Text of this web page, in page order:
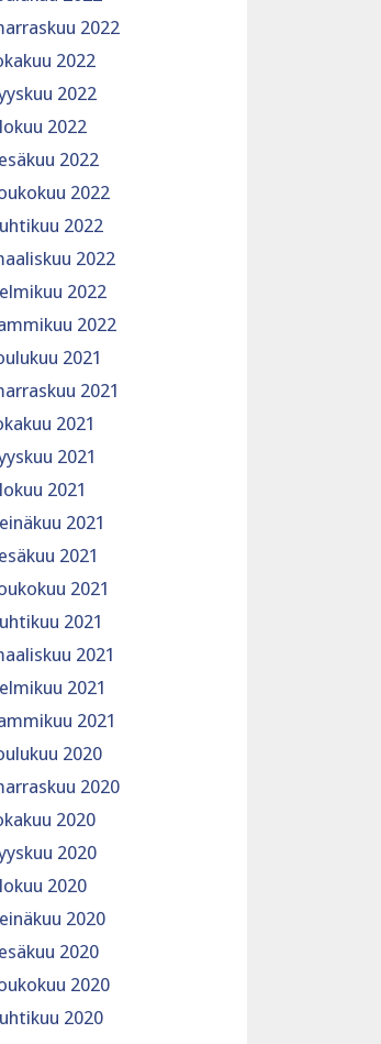
2022
2022
2022
2022
2022
2022
2022
2022
2022
2022
2021
2021
2021
2021
2021
2021
2021
2021
2021
2021
2021
2021
2020
2020
2020
2020
2020
2020
2020
2020
2020